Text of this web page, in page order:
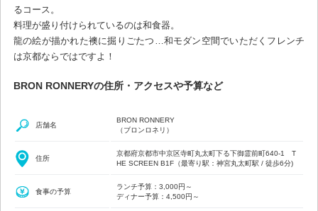
るコース。
料理が盛り付けられているのは和食器。
龍の絵が描かれた襖に掘りごたつ…和モダン空間でいただくフレンチ
は京都ならではですよ！
BRON RONNERYの住所・アクセスや予算など
店舗名
BRON RONNERY
（ブロンロネリ）
住所
京都府京都市中京区寺町丸太町下る下御霊前町640-1 T
HE SCREEN B1F（最寄り駅：神宮丸太町駅 / 徒歩6分)
食事の予算
ランチ予算：3,000円～
ディナー予算：4,500円～